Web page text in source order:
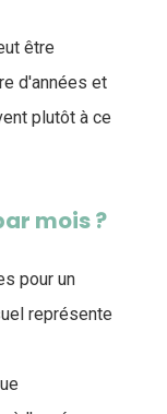
être
d'années et
plutôt à ce
mois ?
pour un
représente